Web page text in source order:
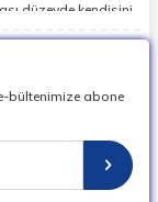
düzeyde kendisini
İthalat,
adına
uygun fiyat
ve
bültenimize abone